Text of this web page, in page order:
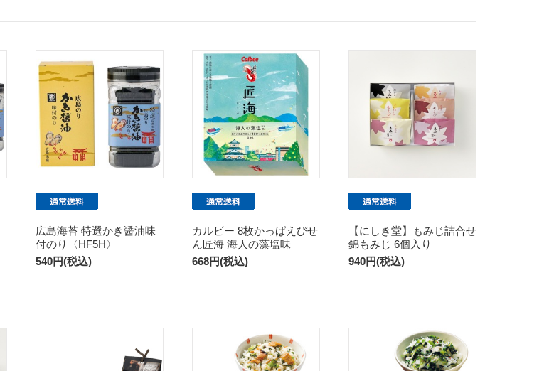
広島海苔 特選かき醤油味
付のり〈HF5H〉
540円(税込)
カルビー 8枚かっぱえびせ
ん匠海 海人の藻塩味
668円(税込)
【にしき堂】もみじ詰合せ
錦もみじ 6個入り
940円(税込)